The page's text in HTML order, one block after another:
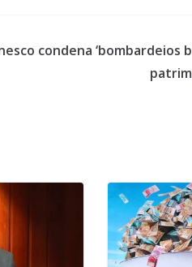
condena ‘bombardeios